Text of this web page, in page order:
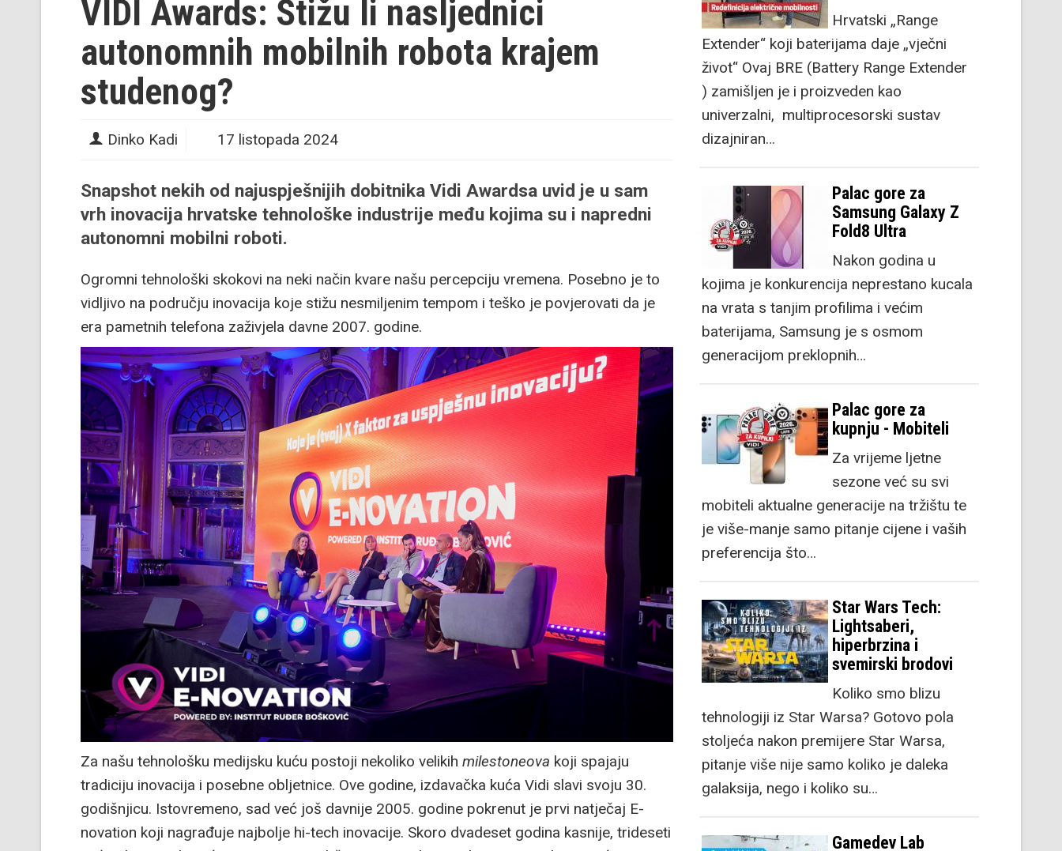
VIDI Awards: Stižu li nasljednici
autonomnih mobilnih robota krajem
studenog?
Dinko Kadi 17 listopada 2024
Snapshot nekih od najuspješnijih dobitnika Vidi Awardsa uvid je u sam
vrh inovacija hrvatske tehnološke industrije među kojima su i napredni
autonomni mobilni roboti.
Ogromni tehnološki skokovi na neki način kvare našu percepciju vremena. Posebno je to
vidljivo na području inovacija koje stižu nesmiljenim tempom i teško je povjerovati da je
era pametnih telefona zaživjela davne 2007. godine.
Za našu tehnološku medijsku kuću postoji nekoliko velikih milestoneova koji spajaju
tradiciju inovacija i posebne obljetnice. Ove godine, izdavačka kuća Vidi slavi svoju 30.
godišnjicu. Istovremeno, sad već još davnije 2005. godine pokrenut je prvi natječaj E-
novation koji nagrađuje najbolje hi-tech inovacije. Skoro dvadeset godina kasnije, trideseti
Hrvatski „Range
Extender“ koji baterijama daje „vječni
život“ Ovaj BRE (Battery Range Extender
) zamišljen je i proizveden kao
univerzalni, multiprocesorski sustav
dizajniran…
Palac gore za
Samsung Galaxy Z
Fold8 Ultra
Nakon godina u
kojima je konkurencija neprestano kucala
na vrata s tanjim profilima i većim
baterijama, Samsung je s osmom
generacijom preklopnih…
Palac gore za
kupnju - Mobiteli
Za vrijeme ljetne
sezone već su svi
mobiteli aktualne generacije na tržištu te
je više-manje samo pitanje cijene i vaših
preferencija što…
Star Wars Tech:
Lightsaberi,
hiperbrzina i
svemirski brodovi
Koliko smo blizu
tehnologiji iz Star Warsa? Gotovo pola
stoljeća nakon premijere Star Warsa,
pitanje više nije samo koliko je daleka
galaksija, nego i koliko su…
Gamedev Lab